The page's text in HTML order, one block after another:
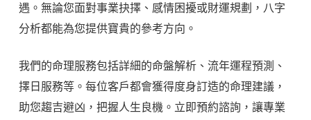
遇。無論您面對事業抉擇、感情困擾或財運規劃，八字
分析都能為您提供寶貴的參考方向。
我們的命理服務包括詳細的命盤解析、流年運程預測、
擇日服務等。每位客戶都會獲得度身訂造的命理建議，
助您趨吉避凶，把握人生良機。立即預約諮詢，讓專業